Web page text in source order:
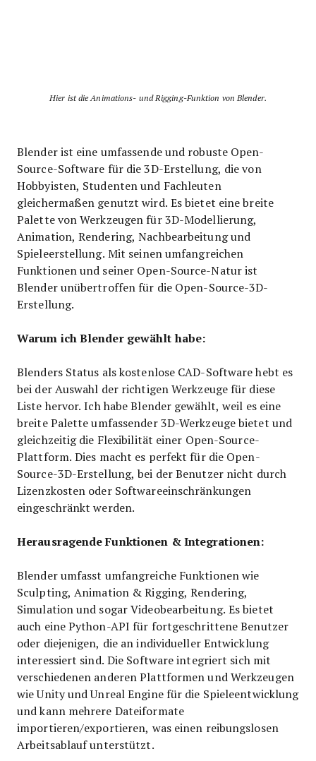
Hier ist die Animations- und Rigging-Funktion von Blender.
Blender ist eine umfassende und robuste Open-
Source-Software für die 3D-Erstellung, die von
Hobbyisten, Studenten und Fachleuten
gleichermaßen genutzt wird. Es bietet eine breite
Palette von Werkzeugen für 3D-Modellierung,
Animation, Rendering, Nachbearbeitung und
Spieleerstellung. Mit seinen umfangreichen
Funktionen und seiner Open-Source-Natur ist
Blender unübertroffen für die Open-Source-3D-
Erstellung.
Warum ich Blender gewählt habe:
Blenders Status als kostenlose CAD-Software hebt es
bei der Auswahl der richtigen Werkzeuge für diese
Liste hervor. Ich habe Blender gewählt, weil es eine
breite Palette umfassender 3D-Werkzeuge bietet und
gleichzeitig die Flexibilität einer Open-Source-
Plattform. Dies macht es perfekt für die Open-
Source-3D-Erstellung, bei der Benutzer nicht durch
Lizenzkosten oder Softwareeinschränkungen
eingeschränkt werden.
Herausragende Funktionen & Integrationen:
Blender umfasst umfangreiche Funktionen wie
Sculpting, Animation & Rigging, Rendering,
Simulation und sogar Videobearbeitung. Es bietet
auch eine Python-API für fortgeschrittene Benutzer
oder diejenigen, die an individueller Entwicklung
interessiert sind. Die Software integriert sich mit
verschiedenen anderen Plattformen und Werkzeugen
wie Unity und Unreal Engine für die Spieleentwicklung
und kann mehrere Dateiformate
importieren/exportieren, was einen reibungslosen
Arbeitsablauf unterstützt.